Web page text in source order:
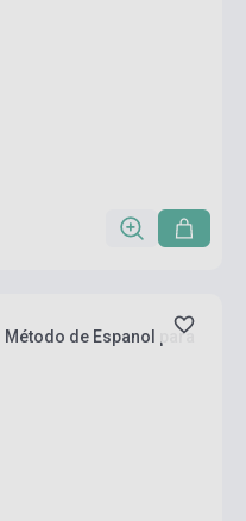
de Espanol para